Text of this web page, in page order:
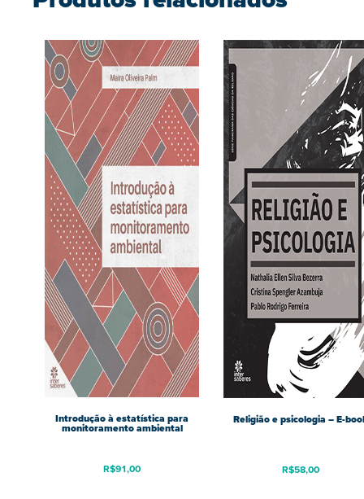
Introdução à estatística para
monitoramento ambiental
R$91,00
Religião e psicologia – E-
R$58,00